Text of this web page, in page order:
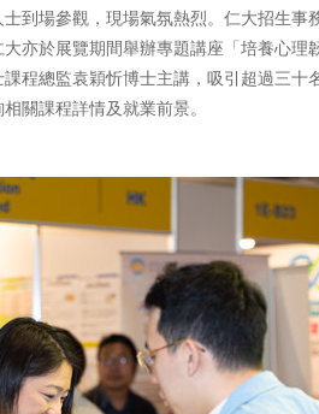
到場參觀，現場氣氛熱烈。仁大招生事
亦於展覽期間舉辦專題講座「培養心理
程總監袁穎忻博士主講，吸引超過三十
關課程詳情及就業前景。